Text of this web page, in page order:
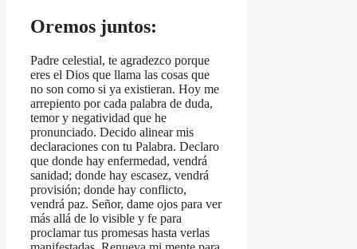
Oremos juntos:
Padre celestial, te agradezco porque
eres el Dios que llama las cosas que
no son como si ya existieran. Hoy me
arrepiento por cada palabra de duda,
temor y negatividad que he
pronunciado. Decido alinear mis
declaraciones con tu Palabra. Declaro
que donde hay enfermedad, vendrá
sanidad; donde hay escasez, vendrá
provisión; donde hay conflicto,
vendrá paz. Señor, dame ojos para ver
más allá de lo visible y fe para
proclamar tus promesas hasta verlas